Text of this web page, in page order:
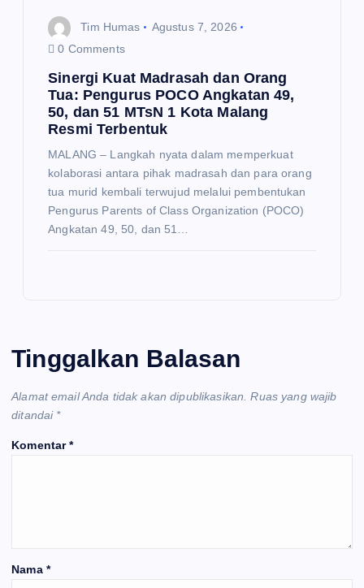
Tim Humas
Agustus 7, 2026
0 Comments
Sinergi Kuat Madrasah dan Orang
Tua: Pengurus POCO Angkatan 49,
50, dan 51 MTsN 1 Kota Malang
Resmi Terbentuk
MALANG – Langkah nyata dalam memperkuat
kolaborasi antara pihak madrasah dan para orang
tua murid kembali terwujud melalui pembentukan
Pengurus Parents of Class Organization (POCO)
Angkatan 49, 50, dan 51…
Tinggalkan Balasan
Alamat email Anda tidak akan dipublikasikan. Ruas yang wajib
ditandai *
Komentar*
Nama *